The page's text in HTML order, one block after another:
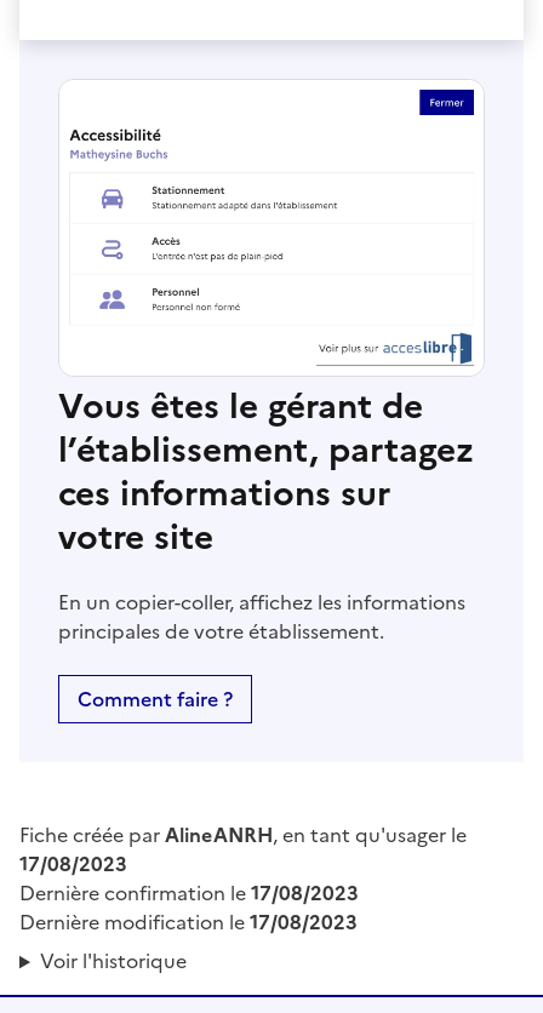
Vous êtes le gérant de
l’établissement, partagez
ces informations sur
votre site
En un copier-coller, affichez les informations
principales de votre établissement.
Comment faire ?
Fiche créée parAlineANRH, en tant qu'usager le
17/08/2023
Dernière confirmation le17/08/2023
Dernière modification le17/08/2023
Voir l'historique